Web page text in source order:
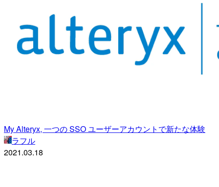
My Alteryx, 一つの SSO ユーザーアカウントで新たな体験
ラフル
2021.03.18